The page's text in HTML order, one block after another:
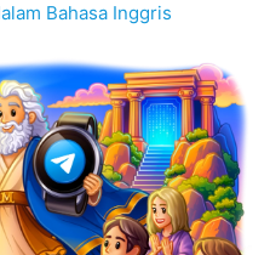
Bahasa Inggris